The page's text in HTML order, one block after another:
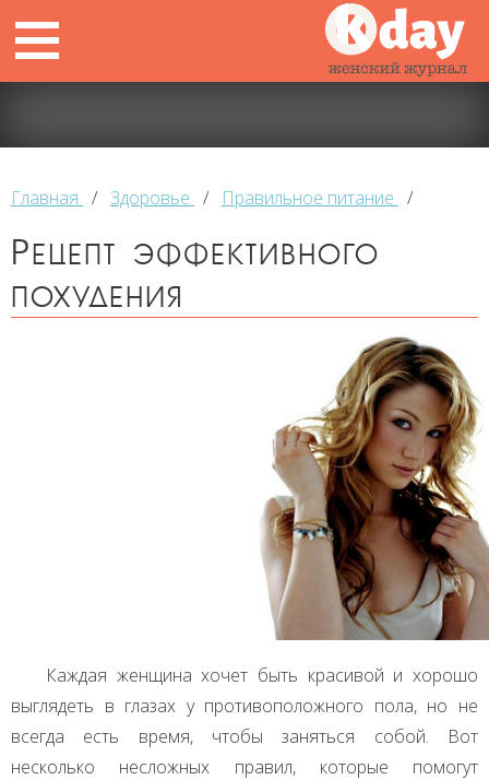
Главная / Здоровье / Правильное питание /
Рецепт эффективного
похудения
Каждая женщина хочет быть красивой и хорошо
выглядеть в глазах у противоположного пола, но не
всегда есть время, чтобы заняться собой. Вот
несколько несложных правил, которые помогут